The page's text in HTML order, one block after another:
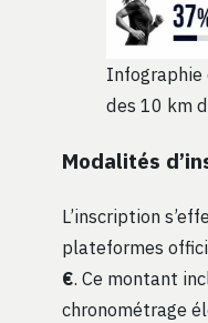
des 10 km
Modalités
L’inscription
plateformes
€. Ce montant
chronométrage